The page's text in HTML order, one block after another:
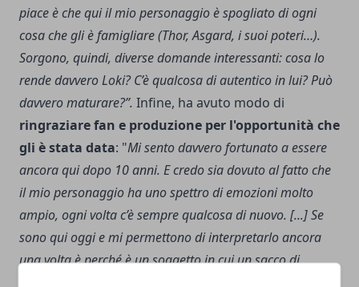
piace è che qui il mio personaggio è spogliato di ogni
cosa che gli è famigliare (Thor, Asgard, i suoi poteri…).
Sorgono, quindi, diverse domande interessanti: cosa lo
rende davvero Loki? C’è qualcosa di autentico in lui? Può
davvero maturare?”. Infine, ha avuto modo di
ringraziare fan e produzione per l'opportunità che
gli è stata data: "Mi sento davvero fortunato a essere
ancora qui dopo 10 anni. E credo sia dovuto al fatto che
il mio personaggio ha uno spettro di emozioni molto
ampio, ogni volta c’è sempre qualcosa di nuovo. [...] Se
sono qui oggi e mi permettono di interpretarlo ancora
una volta è perché è un soggetto in cui un sacco di